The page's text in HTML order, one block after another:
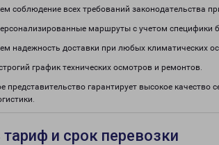
соблюдение всех требований законодательства
маршруты с учетом специфики
надежность доставки при любых климатических
график технических осмотров и ремонтов.
представительство гарантирует высокое
тариф и срок перевозки